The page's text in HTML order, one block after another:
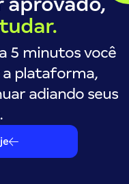
5 minutos você
a plataforma,
adiando seus